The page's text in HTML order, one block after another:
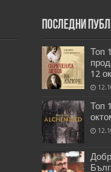
Последни
Топ
12
Топ